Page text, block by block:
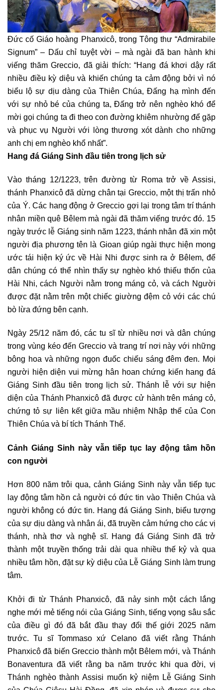
Đức cố Giáo hoàng Phanxicô, trong Tông thư “Admirabile
Signum” – Dấu chỉ tuyệt vời – mà ngài đã ban hành khi
viếng thăm Greccio, đã giải thích: “Hang đá khơi dậy rất
nhiều điều kỳ diệu và khiến chúng ta cảm động bởi vì nó
biểu lộ sự dịu dàng của Thiên Chúa, Đấng hạ mình đến
với sự nhỏ bé của chúng ta, Đấng trở nên nghèo khó để
mời gọi chúng ta đi theo con đường khiêm nhường để gặp
và phục vụ Người với lòng thương xót dành cho những
anh chị em nghèo khổ nhất”.
Hang đá Giáng Sinh đầu tiên trong lịch sử
Vào tháng 12/1223, trên đường từ Roma trở về Assisi,
thánh Phanxicô đã dừng chân tại Greccio, một thị trấn nhỏ
của Ý. Các hang động ở Greccio gợi lại trong tâm trí thánh
nhân miền quê Bêlem mà ngài đã thăm viếng trước đó. 15
ngày trước lễ Giáng sinh năm 1223, thánh nhân đã xin một
người địa phương tên là Gioan giúp ngài thực hiện mong
ước tái hiện ký ức về Hài Nhi được sinh ra ở Bêlem, để
dân chúng có thể nhìn thấy sự nghèo khó thiếu thốn của
Hài Nhi, cách Người nằm trong máng cỏ, và cách Người
được đặt nằm trên một chiếc giường đệm cỏ với các chú
bò lừa đứng bên cạnh.
Ngày 25/12 năm đó, các tu sĩ từ nhiều nơi và dân chúng
trong vùng kéo đến Greccio và trang trí nơi này với những
bông hoa và những ngọn đuốc chiếu sáng đêm đen. Mọi
người hiện diện vui mừng hân hoan chứng kiến hang đá
Giáng Sinh đầu tiên trong lịch sử. Thánh lễ với sự hiện
diện của Thánh Phanxicô đã được cử hành trên máng cỏ,
chứng tỏ sự liên kết giữa mầu nhiệm Nhập thể của Con
Thiên Chúa và bí tích Thánh Thể.
Cảnh Giáng Sinh này vẫn tiếp tục lay động tâm hồn
con người
Hơn 800 năm trôi qua, cảnh Giáng Sinh này vẫn tiếp tục
lay động tâm hồn cả người có đức tin vào Thiên Chúa và
người không có đức tin. Hang đá Giáng Sinh, biểu tượng
của sự dịu dàng và nhân ái, đã truyền cảm hứng cho các vị
thánh, nhà thơ và nghệ sĩ. Hang đá Giáng Sinh đã trở
thành một truyền thống trải dài qua nhiều thế kỷ và qua
nhiều tâm hồn, đặt sự kỳ diệu của Lễ Giáng Sinh làm trung
tâm.
Khởi đi từ Thánh Phanxicô, đã nảy sinh một cách lắng
nghe mới mẻ tiếng nói của Giáng Sinh, tiếng vọng sâu sắc
của điều gì đó đã bắt đầu thay đổi thế giới 2025 năm
trước. Tu sĩ Tommaso xứ Celano đã viết rằng Thánh
Phanxicô đã biến Greccio thành một Bêlem mới, và Thánh
Bonaventura đã viết rằng ba năm trước khi qua đời, vị
Thánh nghèo thành Assisi muốn kỷ niệm Lễ Giáng Sinh